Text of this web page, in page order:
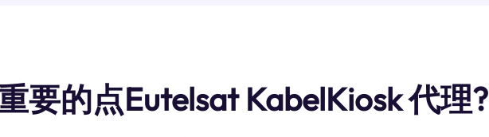
要的点Eutelsat KabelKiosk 代理?